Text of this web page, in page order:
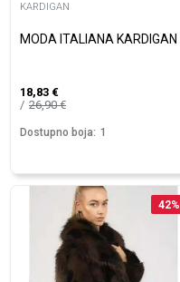
KARDIGAN
MODA ITALIANA KARDIGAN
18,83 €
26,90€
Dostupno boja: 1
42%